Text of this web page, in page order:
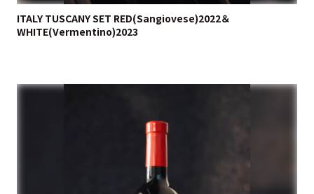
ITALY TUSCANY SET RED(Sangiovese)2022＆
WHITE(Vermentino)2023